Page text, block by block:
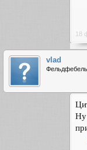
18
vlad
Фельдфебель
Ну